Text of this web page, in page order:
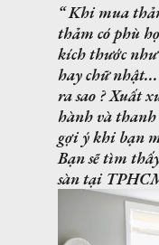
Khi mua
thảm có phù
kích thước
hay chữ
ra sao ? Xuất
hành và
gợi ý khi bạn
Bạn sẽ tìm
sàn tại